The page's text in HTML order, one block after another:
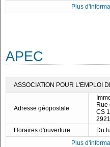
Plus
APEC
ASSOCIATION POUR L'EMPLOI
Adresse géopostale
Rue
CS
Horaires d'ouverture
Du
Plus